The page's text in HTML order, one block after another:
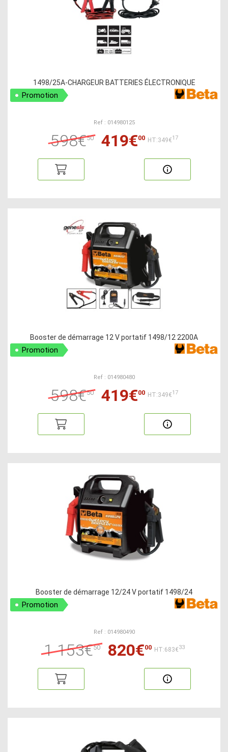
1498/25A-CHARGEUR BATTERIES ÉLECTRONIQUE
Promotion
Ref : 014980125
598€50 419€00 HT:349€17
Booster de démarrage 12 V portatif 1498/12 2200A
Promotion
Ref : 014980480
598€50 419€00 HT:349€17
Booster de démarrage 12/24 V portatif 1498/24
Promotion
Ref : 014980490
1 153€50 820€00 HT:683€33